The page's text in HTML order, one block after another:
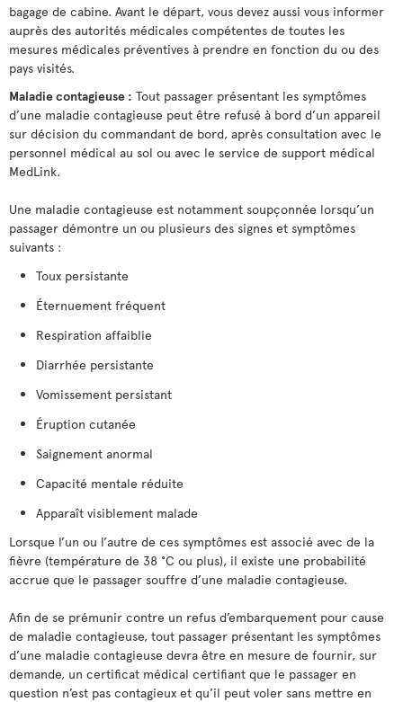
bagage de cabine. Avant le départ, vous devez aussi vous informer
auprès des autorités médicales compétentes de toutes les
mesures médicales préventives à prendre en fonction du ou des
pays visités.
Maladie contagieuse : Tout passager présentant les symptômes
d’une maladie contagieuse peut être refusé à bord d’un appareil
sur décision du commandant de bord, après consultation avec le
personnel médical au sol ou avec le service de support médical
MedLink.
Une maladie contagieuse est notamment soupçonnée lorsqu’un
passager démontre un ou plusieurs des signes et symptômes
suivants :
Toux persistante
Éternuement fréquent
Respiration affaiblie
Diarrhée persistante
Vomissement persistant
Éruption cutanée
Saignement anormal
Capacité mentale réduite
Apparaît visiblement malade
Lorsque l’un ou l’autre de ces symptômes est associé avec de la
fièvre (température de 38 °C ou plus), il existe une probabilité
accrue que le passager souffre d’une maladie contagieuse.
Afin de se prémunir contre un refus d’embarquement pour cause
de maladie contagieuse, tout passager présentant les symptômes
d’une maladie contagieuse devra être en mesure de fournir, sur
demande, un certificat médical certifiant que le passager en
question n’est pas contagieux et qu’il peut voler sans mettre en